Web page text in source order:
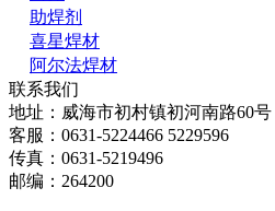
助焊剂
喜星焊材
阿尔法焊材
联系我们
地址：威海市初村镇初河南路60号
客服：0631-5224466 5229596
传真：0631-5219496
邮编：264200